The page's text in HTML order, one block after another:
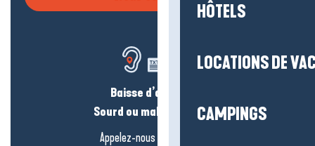
HÔTELS
LOCATIONS DE
CAMPINGS
Baisse d’audition ?
Sourd ou malentendant ?
Appelez-nous en